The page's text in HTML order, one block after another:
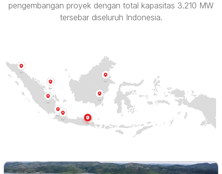
pengembangan proyek dengan total kapasitas 3.210 MW
tersebar diseluruh Indonesia.